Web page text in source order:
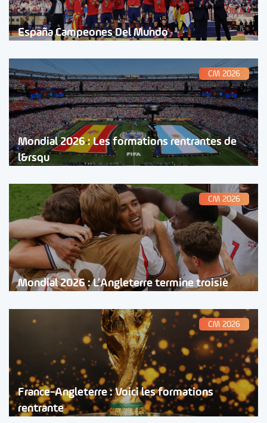
España Campeones Del Mundo
CM 2026
Mondial 2026 : Les formations rentrantes de
l&rsqu
CM 2026
Mondial 2026 : L’Angleterre termine troisiè
CM 2026
France-Angleterre : Voici les formations
rentrante